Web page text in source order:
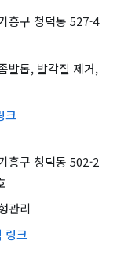
흥구 청덕동 527-4
발톱, 발각질 제거,
크
흥구 청덕동 502-2
관리
링크